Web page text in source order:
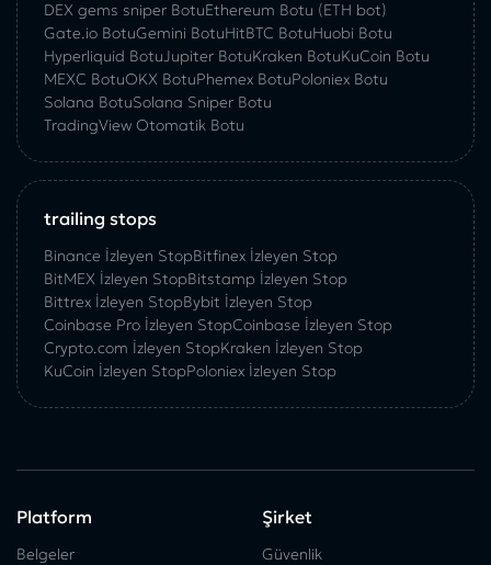
DEX gems sniper BotuEthereum Botu (ETH bot)
Gate.io BotuGemini BotuHitBTC BotuHuobi Botu
Hyperliquid BotuJupiter BotuKraken BotuKuCoin Botu
MEXC BotuOKX BotuPhemex BotuPoloniex Botu
Solana BotuSolana Sniper Botu
TradingView Otomatik Botu
trailing stops
Binance İzleyen StopBitfinex İzleyen Stop
BitMEX İzleyen StopBitstamp İzleyen Stop
Bittrex İzleyen StopBybit İzleyen Stop
Coinbase Pro İzleyen StopCoinbase İzleyen Stop
Crypto.com İzleyen StopKraken İzleyen Stop
KuСoin İzleyen StopPoloniex İzleyen Stop
Platform
Belgeler
Şirket
Güvenlik